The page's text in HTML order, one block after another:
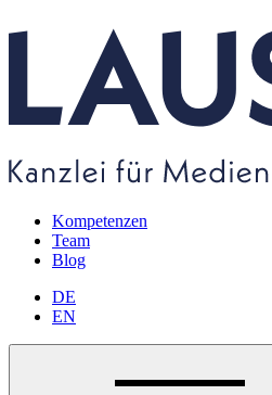
Kompetenzen
Team
Blog
DE
EN